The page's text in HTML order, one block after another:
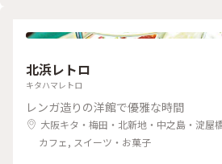
♡ #京都#おすすめ#スイーツ#アイス#秋の味覚ゴーラー隊#き
北浜レトロ
キタハマレトロ
レンガ造りの洋館で優雅な時間
大阪キタ・梅田・北新地・中之島・淀屋
カフェ, スイーツ・お菓子